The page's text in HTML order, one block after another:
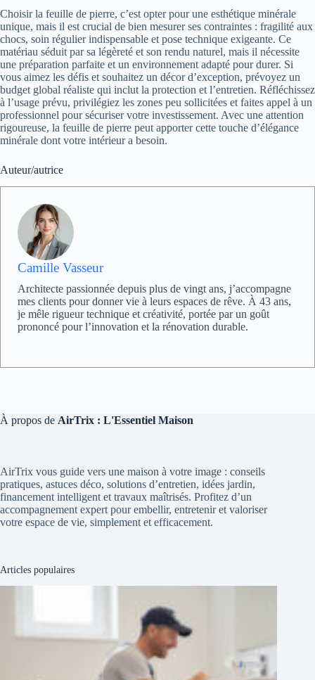
Choisir la feuille de pierre, c’est opter pour une esthétique minérale
unique, mais il est crucial de bien mesurer ses contraintes : fragilité aux
chocs, soin régulier indispensable et pose technique exigeante. Ce
matériau séduit par sa légèreté et son rendu naturel, mais il nécessite
une préparation parfaite et un environnement adapté pour durer. Si
vous aimez les défis et souhaitez un décor d’exception, prévoyez un
budget global réaliste qui inclut la protection et l’entretien. Réfléchissez
à l’usage prévu, privilégiez les zones peu sollicitées et faites appel à un
professionnel pour sécuriser votre investissement. Avec une attention
rigoureuse, la feuille de pierre peut apporter cette touche d’élégance
minérale dont votre intérieur a besoin.
Auteur/autrice
Camille Vasseur
Architecte passionnée depuis plus de vingt ans, j’accompagne
mes clients pour donner vie à leurs espaces de rêve. À 43 ans,
je mêle rigueur technique et créativité, portée par un goût
prononcé pour l’innovation et la rénovation durable.
À propos de AirTrix : L'Essentiel Maison
AirTrix vous guide vers une maison à votre image : conseils
pratiques, astuces déco, solutions d’entretien, idées jardin,
financement intelligent et travaux maîtrisés. Profitez d’un
accompagnement expert pour embellir, entretenir et valoriser
votre espace de vie, simplement et efficacement.
Articles populaires